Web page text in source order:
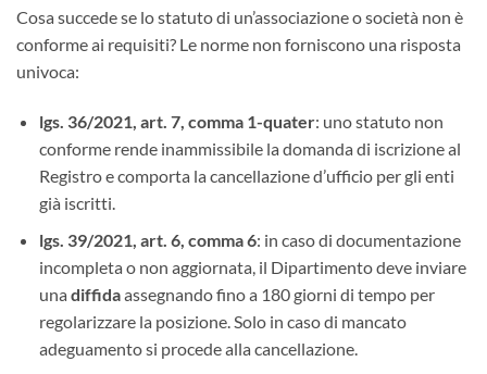
Cosa succede se lo statuto di un’associazione o società non è
conforme ai requisiti? Le norme non forniscono una risposta
univoca:
lgs. 36/2021, art. 7, comma 1-quater: uno statuto non
conforme rende inammissibile la domanda di iscrizione al
Registro e comporta la cancellazione d’ufficio per gli enti
già iscritti.
lgs. 39/2021, art. 6, comma 6: in caso di documentazione
incompleta o non aggiornata, il Dipartimento deve inviare
una diffidaassegnando fino a 180 giorni di tempo per
regolarizzare la posizione. Solo in caso di mancato
adeguamento si procede alla cancellazione.